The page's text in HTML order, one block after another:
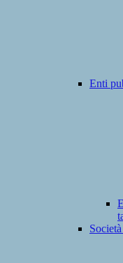
Enti